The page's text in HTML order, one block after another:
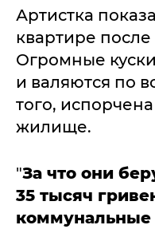
Артистка
квартире
Огромные
и валяются по
того,
жилище.
"За что они
35 тысяч
коммунальные